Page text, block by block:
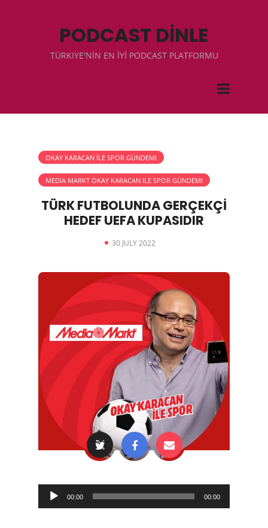
PODCAST DİNLE
TÜRKIYE'NİN EN İYİ PODCAST PLATFORMU
OKAY KARACAN İLE SPOR GÜNDEMI
MEDIA MARKT OKAY KARACAN ILE SPOR GÜNDEMI
TÜRK FUTBOLUNDA GERÇEKÇİ
HEDEF UEFA KUPASIDIR
30 JULY 2022
Audio
Player
00:00 00:00